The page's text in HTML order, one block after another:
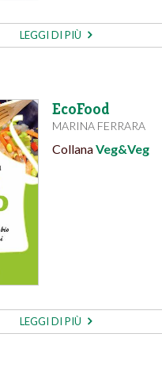
LEGGI DI PIÙ
EcoFood
MARINA FERRARA
CollanaVeg&Veg
LEGGI DI PIÙ